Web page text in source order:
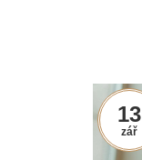
13
zář